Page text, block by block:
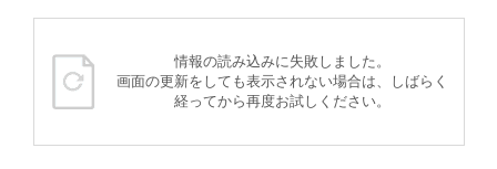
情報の読み込みに失敗しました。
画面の更新をしても表示されない場合は、しばらく
経ってから再度お試しください。